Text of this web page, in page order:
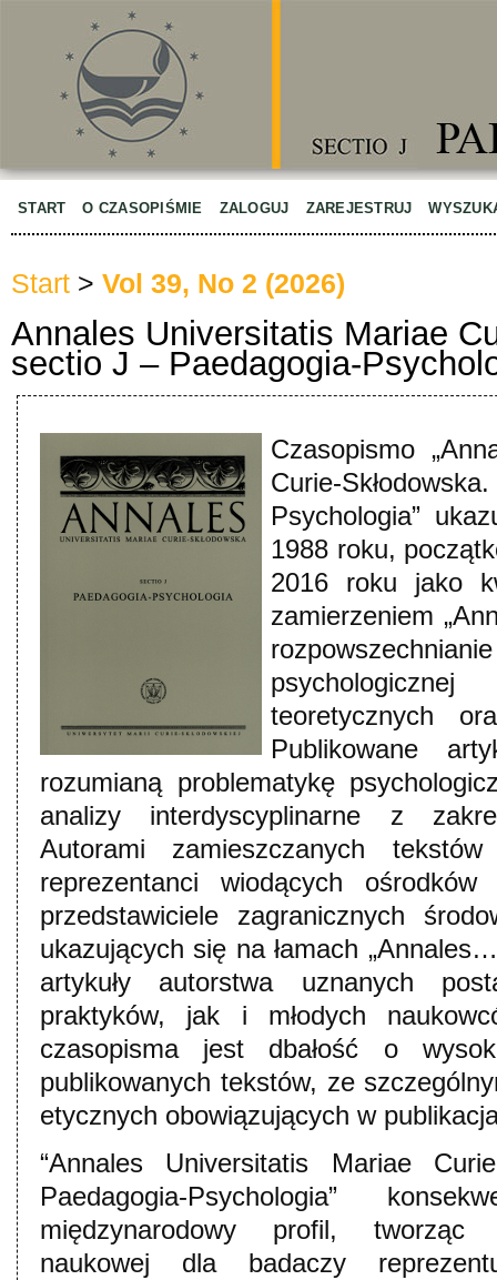
START O CZASOPIŚMIE ZALOGUJ ZAREJESTRUJ
Start > Vol 39, No 2 (2026)
Annales Universitatis Mariae
sectio J – Paedagogia-
Czasopismo
Curie-
Psychologia”
1988 roku,
2016 roku jako
zamierzeniem
teoretycznych
Publikowane
rozumianą problematykę
analizy interdyscyplinarne z
Autorami zamieszczanych
reprezentanci wiodących
przedstawiciele zagranicznych
ukazujących się na łamach
artykuły autorstwa uznanych
praktyków, jak i młodych
czasopisma jest dbałość o
publikowanych tekstów, ze
etycznych obowiązujących w
“Annales Universitatis Mariae
Paedagogia-Psychologia”
międzynarodowy profil, tworząc
naukowej dla badaczy